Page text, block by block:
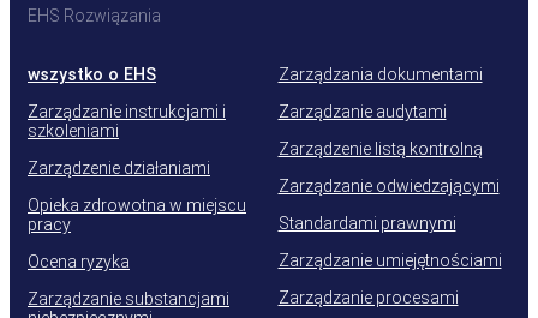
EHS Rozwiązania
wszystko o EHS
Zarządzanie instrukcjami i
szkoleniami
Zarządzenie działaniami
Opieka zdrowotna w miejscu
pracy
Ocena ryzyka
Zarządzanie substancjami
Zarządzania dokumentami
Zarządzanie audytami
Zarządzenie listą kontrolną
Zarządzanie odwiedzającymi
Standardami prawnymi
Zarządzanie umiejętnościami
Zarządzanie procesami